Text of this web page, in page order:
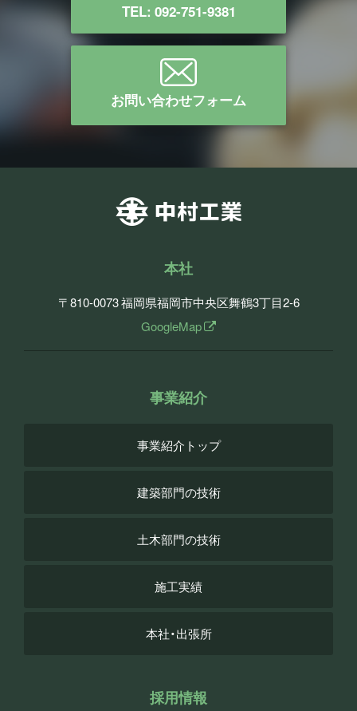
TEL: 092-751-9381
お問い合わせフォーム
本社
〒810-0073福岡県福岡市中央区舞鶴3丁目2-6
GoogleMap
事業紹介
事業紹介トップ
建築部門の技術
土木部門の技術
施工実績
本社・出張所
採用情報